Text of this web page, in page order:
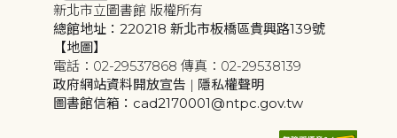
新北市立圖書館 版權所有
總館地址：220218 新北市板橋區貴興路139號
【地圖】
電話：02-29537868 傳真：02-29538139
政府網站資料開放宣告 | 隱私權聲明
圖書館信箱：cad2170001@ntpc.gov.tw